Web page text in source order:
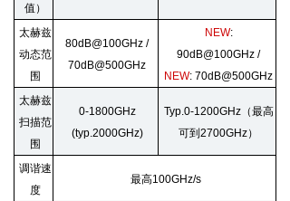
值）
太赫兹
动态范
围
80dB@100GHz /
70dB@500GHz
NEW:
90dB@100GHz /
NEW: 70dB@500GHz
太赫兹
扫描范
围
0-1800GHz
(typ.2000GHz)
Typ.0-1200GHz（最高
可到2700GHz）
调谐速
度
最高100GHz/s